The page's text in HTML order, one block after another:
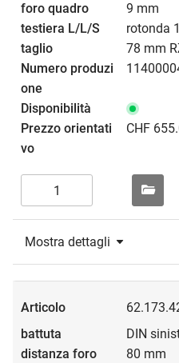
9 mm
rotonda
78 mm
CHF
Mostra dettagli
DIN
80 mm